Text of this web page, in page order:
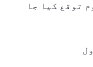
توقع کیا جا